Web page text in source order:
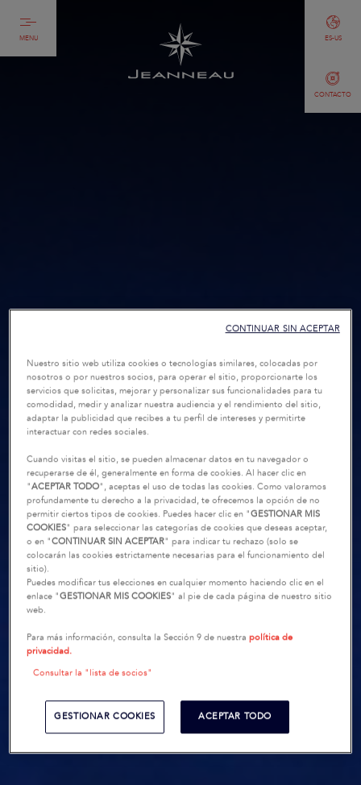
MENU
CONTACTO
ES-US
Nuestro sitio web utiliza cookies o tecnologías similares, colocadas por
nosotros o por nuestros socios, para operar el sitio, proporcionarte los
servicios que solicitas, mejorar y personalizar sus funcionalidades para tu
comodidad, medir y analizar nuestra audiencia y el rendimiento del sitio,
adaptar la publicidad que recibes a tu perfil de intereses y permitirte
interactuar con redes sociales.
Cuando visitas el sitio, se pueden almacenar datos en tu navegador o
recuperarse de él, generalmente en forma de cookies. Al hacer clic en
"ACEPTAR TODO", aceptas el uso de todas las cookies. Como valoramos
profundamente tu derecho a la privacidad, te ofrecemos la opción de no
permitir ciertos tipos de cookies. Puedes hacer clic en "GESTIONAR MIS
COOKIES" para seleccionar las categorías de cookies que deseas aceptar,
o en "CONTINUAR SIN ACEPTAR" para indicar tu rechazo (solo se
colocarán las cookies estrictamente necesarias para el funcionamiento del
sitio).
Puedes modificar tus elecciones en cualquier momento haciendo clic en el
enlace "GESTIONAR MIS COOKIES" al pie de cada página de nuestro sitio
web.
Para más información, consulta la Sección 9 de nuestrapolítica de
privacidad.
Consultar la "lista de socios"
GESTIONAR COOKIES ACEPTAR TODO
CONTINUAR SIN ACEPTAR